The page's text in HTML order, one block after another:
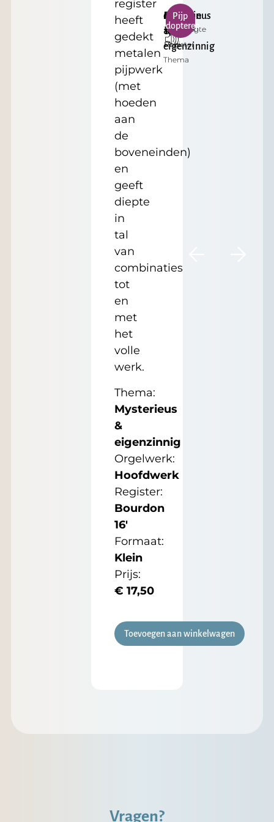
register
heeft
gedekt
metalen
pijpwerk
(met
hoeden
aan
de
boveneinden)
en
geeft
diepte
in
tal
van
combinaties
tot
en
met
het
volle
werk.
Thema:
Mysterieus
&
eigenzinnig
Orgelwerk:
Hoofdwerk
Register:
Bourdon
16'
Formaat:
Klein
Prijs:
€ 17,50
Toevoegen aan winkelwagen
c³
Toonhoogte
Mysterieus
&
eigenzinnig
Thema
Bourdon
16'
Register
Klein
Formaat
€
17.50
Prijs
Pijp
adopteren
Vragen?